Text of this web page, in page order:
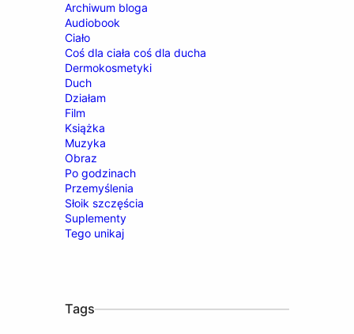
Archiwum bloga
Audiobook
Ciało
Coś dla ciała coś dla ducha
Dermokosmetyki
Duch
Działam
Film
Książka
Muzyka
Obraz
Po godzinach
Przemyślenia
Słoik szczęścia
Suplementy
Tego unikaj
Tags